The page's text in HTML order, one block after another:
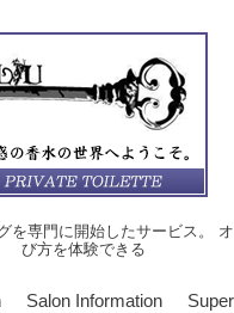
専門に開始したサービス。
び方を体験できる
Salon Information